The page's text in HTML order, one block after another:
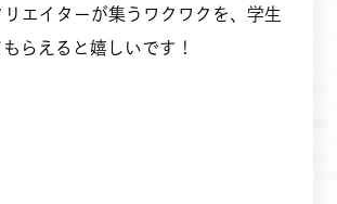
エイターが集うワクワクを、学生
らえると嬉しいです！